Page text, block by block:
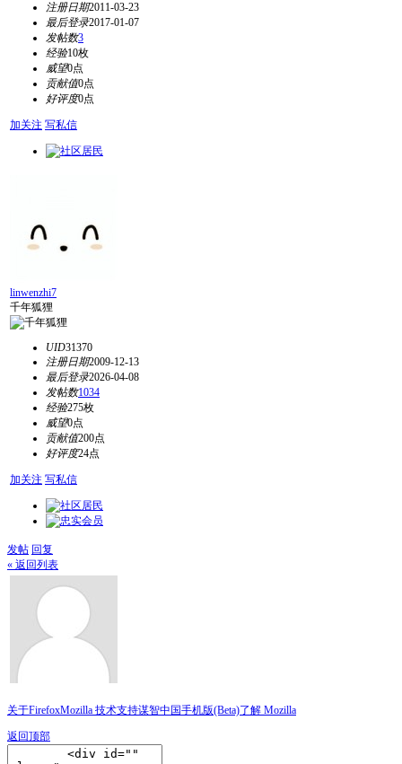
注册日期2011-03-23
最后登录2017-01-07
发帖数3
经验10枚
威望0点
贡献值0点
好评度0点
加关注 写私信
linwenzhi7
千年狐狸
UID31370
注册日期2009-12-13
最后登录2026-04-08
发帖数1034
经验275枚
威望0点
贡献值200点
好评度24点
加关注 写私信
发帖 回复
« 返回列表
关于FirefoxMozilla 技术支持谋智中国手机版(Beta)了解 Mozilla
返回顶部